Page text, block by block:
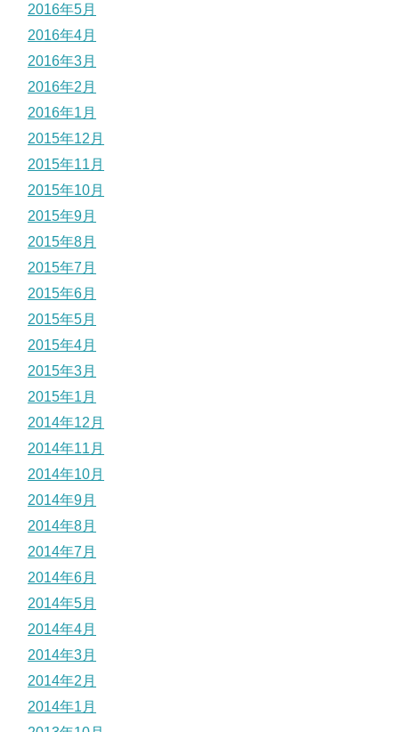
2016年5月
2016年4月
2016年3月
2016年2月
2016年1月
2015年12月
2015年11月
2015年10月
2015年9月
2015年8月
2015年7月
2015年6月
2015年5月
2015年4月
2015年3月
2015年1月
2014年12月
2014年11月
2014年10月
2014年9月
2014年8月
2014年7月
2014年6月
2014年5月
2014年4月
2014年3月
2014年2月
2014年1月